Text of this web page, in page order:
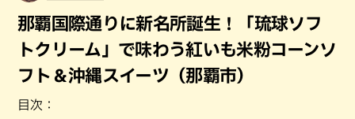
那覇国際通りに新名所誕生！「琉球ソフ
トクリーム」で味わう紅いも米粉コーンソ
フト＆沖縄スイーツ（那覇市）
目次：